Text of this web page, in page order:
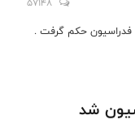
فدراسيون حكم گرفت .
شد